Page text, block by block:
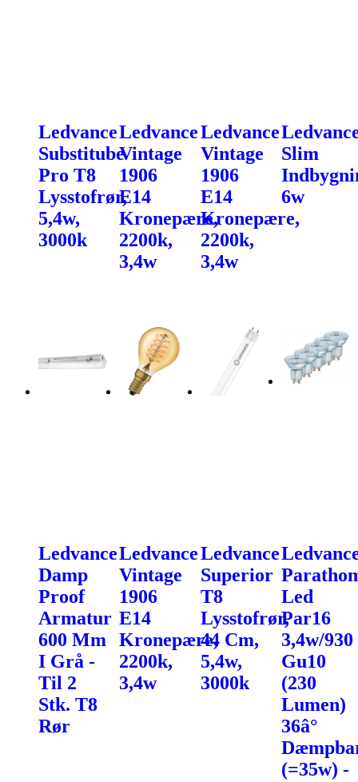
Ledvance
Substitube
Pro T8
Lysstofrør,
5,4w,
3000k
Ledvance
Vintage
1906
E14
Kronepære,
2200k,
3,4w
Ledvance
Vintage
1906
E14
Kronepære,
2200k,
3,4w
Slim
6w
Ledvance
Damp
Proof
Armatur
600 Mm
I Grå -
Til 2
Stk. T8
Rør
Ledvance
Vintage
1906
E14
Kronepære,
2200k,
3,4w
Ledvance
Superior
T8
Lysstofrør,
44 Cm,
5,4w,
3000k
Led
Par16
3,4w/930
Gu10
(230
Lumen)
36â°
(=35w) -